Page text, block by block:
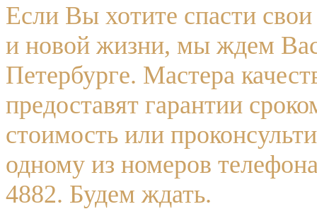
Если Вы хотите спасти
и новой жизни, мы ждем
Петербурге. Мастера
предоставят гарантии
стоимость или
одному из номеров
4882. Будем ждать.